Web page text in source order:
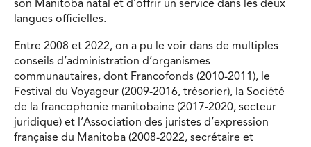
son Manitoba natal et d’offrir un service dans les deux
langues officielles.
Entre 2008 et 2022, on a pu le voir dans de multiples
conseils d’administration d’organismes
communautaires, dont Francofonds (2010-2011), le
Festival du Voyageur (2009-2016, trésorier), la Société
de la francophonie manitobaine (2017-2020, secteur
juridique) et l’Association des juristes d’expression
française du Manitoba (2008-2022, secrétaire et